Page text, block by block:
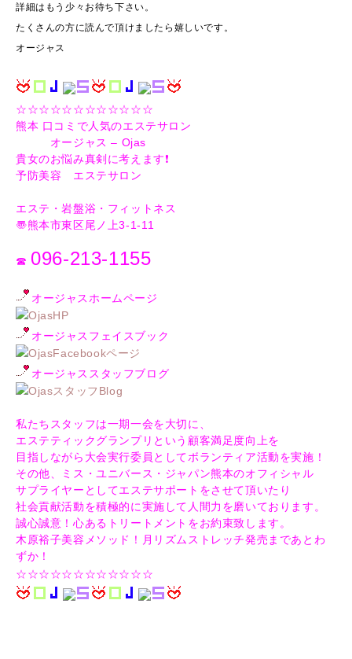
詳細はもう少々お待ち下さい。
たくさんの方に読んで頂けましたら嬉しいです。
オージャス
☆☆☆☆☆☆☆☆☆☆☆☆
熊本 口コミで人気のエステサロン
オージャス – Ojas
貴女のお悩み真剣に考えます❗️
予防美容 エステサロン
エステ・岩盤浴・フィットネス
〠熊本市東区尾ノ上3-1-11
☎︎ 096-213-1155
オージャスホームページ
OjasHP
オージャスフェイスブック
OjasFacebookページ
オージャススタッフブログ
OjasスタッフBlog
私たちスタッフは一期一会を大切に、
エステティックグランプリという顧客満足度向上を
目指しながら大会実行委員としてボランティア活動を実施！
その他、ミス・ユニバース・ジャパン熊本のオフィシャル
サプライヤーとしてエステサポートをさせて頂いたり
社会貢献活動を積極的に実施して人間力を磨いております。
誠心誠意！心あるトリートメントをお約束致します。
木原裕子美容メソッド！月リズムストレッチ発売まであとわ
ずか！
☆☆☆☆☆☆☆☆☆☆☆☆